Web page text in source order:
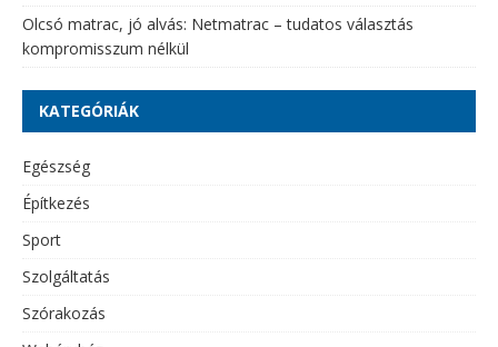
Olcsó matrac, jó alvás: Netmatrac – tudatos választás
kompromisszum nélkül
KATEGÓRIÁK
Egészség
Építkezés
Sport
Szolgáltatás
Szórakozás